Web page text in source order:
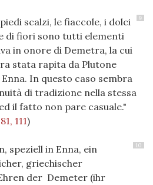
9
scalzi, le fiaccole, i dolci
di fiori sono tutti elementi
in onore di Demetra, la cui
stata rapita da Plutone
In questo caso sembra
di tradizione nella stessa
il fatto non pare casuale."
111)
10
speziell in Enna, ein
griechischer
der Demeter (ihr